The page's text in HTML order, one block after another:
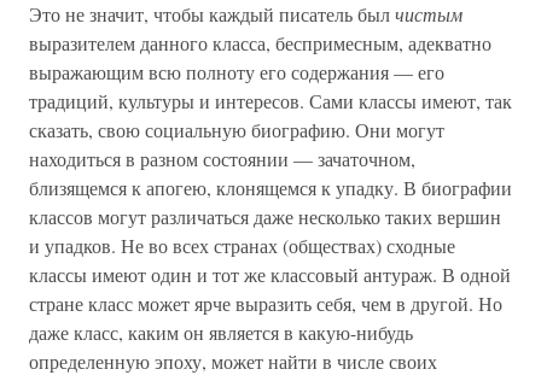
Это не значит, чтобы каждый писатель былчистым
выразителем данного класса, беспримесным, адекватно
выражающим всю полноту его содержания — его
традиций, культуры и интересов. Сами классы имеют, так
сказать, свою социальную биографию. Они могут
находиться в разном состоянии — зачаточном,
близящемся к апогею, клонящемся к упадку. В биографии
классов могут различаться даже несколько таких вершин
и упадков. Не во всех странах (обществах) сходные
классы имеют один и тот же классовый антураж. В одной
стране класс может ярче выразить себя, чем в другой. Но
даже класс, каким он является в какую-нибудь
определенную эпоху, может найти в числе своих